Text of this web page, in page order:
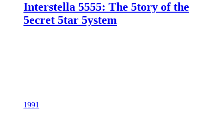
Interstella 5555: The 5tory of the
5ecret 5tar 5ystem
1991